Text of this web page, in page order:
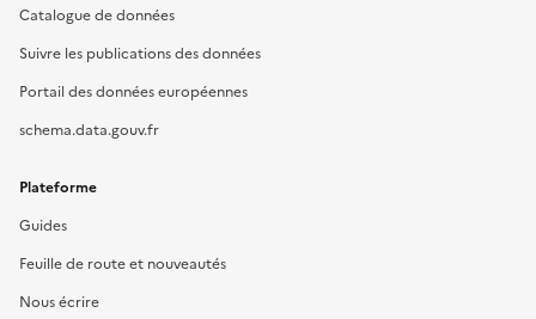
Catalogue de données
Suivre les publications des données
Portail des données européennes
schema.data.gouv.fr
Plateforme
Guides
Feuille de route et nouveautés
Nous écrire